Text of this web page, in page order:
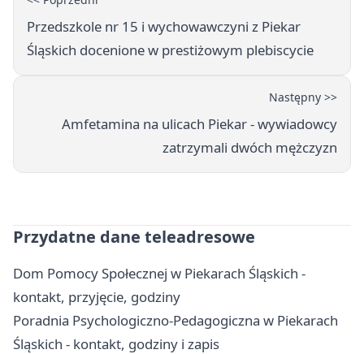
Przedszkole nr 15 i wychowawczyni z Piekar
Śląskich docenione w prestiżowym plebiscycie
Następny >>
Amfetamina na ulicach Piekar - wywiadowcy
zatrzymali dwóch mężczyzn
Przydatne dane teleadresowe
Dom Pomocy Społecznej w Piekarach Śląskich -
kontakt, przyjęcie, godziny
Poradnia Psychologiczno-Pedagogiczna w Piekarach
Śląskich - kontakt, godziny i zapis